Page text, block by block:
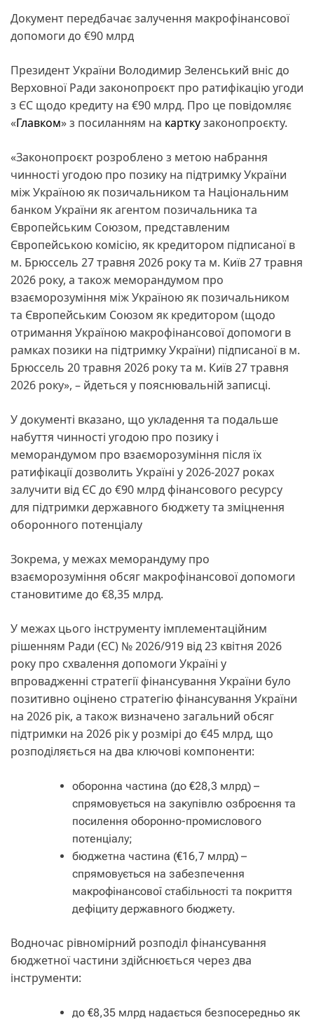
Документ передбачає залучення макрофінансової
допомоги до €90 млрд
Президент України Володимир Зеленський вніс до
Верховної Ради законопроєкт про ратифікацію угоди
з ЄС щодо кредиту на €90 млрд. Про це повідомляє
«Главком» з посиланням на карткузаконопроєкту.
«Законопроєкт розроблено з метою набрання
чинності угодою про позику на підтримку України
між Україною як позичальником та Національним
банком України як агентом позичальника та
Європейським Союзом, представленим
Європейською комісію, як кредитором підписаної в
м. Брюссель 27 травня 2026 року та м. Київ 27 травня
2026 року, а також меморандумом про
взаєморозуміння між Україною як позичальником
та Європейським Союзом як кредитором (щодо
отримання Україною макрофінансової допомоги в
рамках позики на підтримку України) підписаної в м.
Брюссель 20 травня 2026 року та м. Київ 27 травня
2026 року», – йдеться у пояснювальній записці.
У документі вказано, що укладення та подальше
набуття чинності угодою про позику і
меморандумом про взаєморозуміння після їх
ратифікації дозволить Україні у 2026-2027 роках
залучити від ЄС до €90 млрд фінансового ресурсу
для підтримки державного бюджету та зміцнення
оборонного потенціалу
Зокрема, у межах меморандуму про
взаєморозуміння обсяг макрофінансової допомоги
становитиме до €8,35 млрд.
У межах цього інструменту імплементаційним
рішенням Ради (ЄС) № 2026/919 від 23 квітня 2026
року про схвалення допомоги Україні у
впровадженні стратегії фінансування України було
позитивно оцінено стратегію фінансування України
на 2026 рік, а також визначено загальний обсяг
підтримки на 2026 рік у розмірі до €45 млрд, що
розподіляється на два ключові компоненти:
оборонна частина (до €28,3 млрд) –
спрямовується на закупівлю озброєння та
посилення оборонно-промислового
потенціалу;
бюджетна частина (€16,7 млрд) –
спрямовується на забезпечення
макрофінансової стабільності та покриття
дефіциту державного бюджету.
Водночас рівномірний розподіл фінансування
бюджетної частини здійснюється через два
інструменти:
до €8,35 млрд надається безпосередньо як